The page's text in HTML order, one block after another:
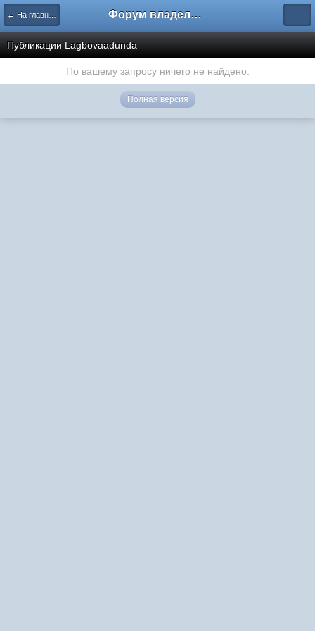
← На главную Форум владельцев интернет-магазинов
Публикации Lagbovaadunda
По вашему запросу ничего не найдено.
Полная версия